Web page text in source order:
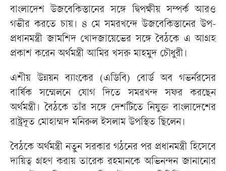
বাংলাদেশ উজবেকিস্তানের সঙ্গে দ্বিপক্ষীয় সম্পর্ক আরও
গভীর করতে চায়। ৪ মে সমরখন্দে উজবেকিস্তানের উপ-
প্রধানমন্ত্রী জামশিদ খোদজায়েভের সঙ্গে বৈঠকে এ আগ্রহ
প্রকাশ করেন অর্থমন্ত্রী আমির খসরু মাহমুদ চৌধুরী।
এশীয় উন্নয়ন ব্যাংকের (এডিবি) বোর্ড অব গভর্নরসের
বার্ষিক সম্মেলনে যোগ দিতে সমরখন্দ সফর করছেন
অর্থমন্ত্রী। বৈঠকে তাঁর সঙ্গে দেশটিতে নিযুক্ত বাংলাদেশের
রাষ্ট্রদূত মোহাম্মদ মনিরুল ইসলাম উপস্থিত ছিলেন।
বৈঠকে অর্থমন্ত্রী নতুন সরকার গঠনের পর প্রধানমন্ত্রী হিসেবে
দায়িত্ব গ্রহণ করায় তারেক রহমানকে অভিনন্দন জানানোর